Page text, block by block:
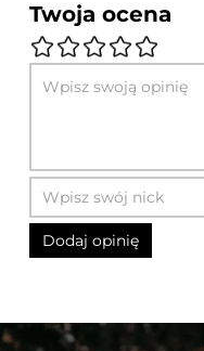
Twoja ocena